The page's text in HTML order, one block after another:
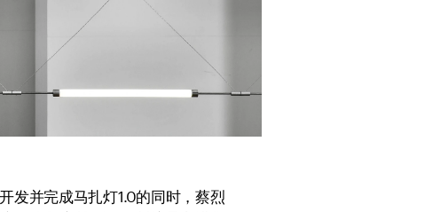
发并完成马扎灯1.0的同时，蔡烈